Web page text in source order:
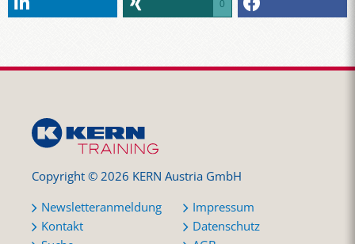
0
Copyright © 2026 KERN Austria GmbH
Newsletteranmeldung
Kontakt
Impressum
Datenschutz